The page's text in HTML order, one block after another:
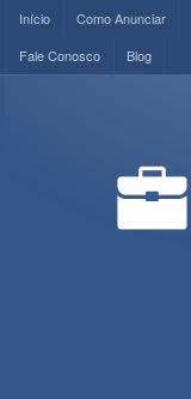
Início Como Anunciar
Fale Conosco
Blog